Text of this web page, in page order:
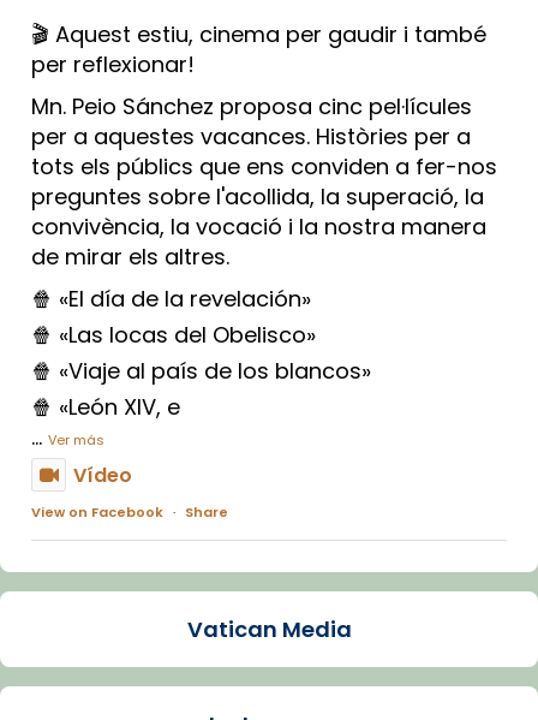
🎬 Aquest estiu, cinema per gaudir i també
per reflexionar!
Mn. Peio Sánchez proposa cinc pel·lícules
per a aquestes vacances. Històries per a
tots els públics que ens conviden a fer-nos
preguntes sobre l'acollida, la superació, la
convivència, la vocació i la nostra manera
de mirar els altres.
🍿 «El día de la revelación»
🍿 «Las locas del Obelisco»
🍿 «Viaje al país de los blancos»
🍿 «León XIV, e
... Ver más
Vídeo
View on Facebook · Share
Arquebisbat de Barcelona
La Carmina va patir depressió. Fa gairebé
dos mesos, a l'Estadi Lluís Companys, la
Vatican Media